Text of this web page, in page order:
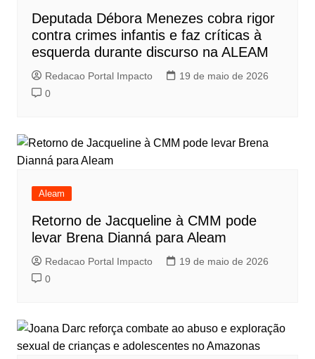
Deputada Débora Menezes cobra rigor
contra crimes infantis e faz críticas à
esquerda durante discurso na ALEAM
Redacao Portal Impacto
19 de maio de 2026
0
Aleam
Retorno de Jacqueline à CMM pode
levar Brena Dianná para Aleam
Redacao Portal Impacto
19 de maio de 2026
0